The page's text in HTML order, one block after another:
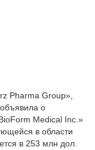
Pharma Group»,
о
Medical Inc.»
в области
в 253 млн дол.